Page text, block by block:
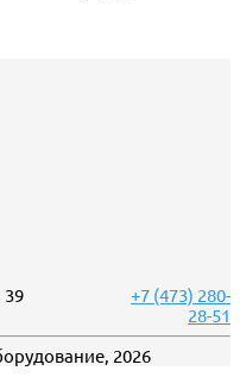
39
+7 (473) 280-
28-51
2026